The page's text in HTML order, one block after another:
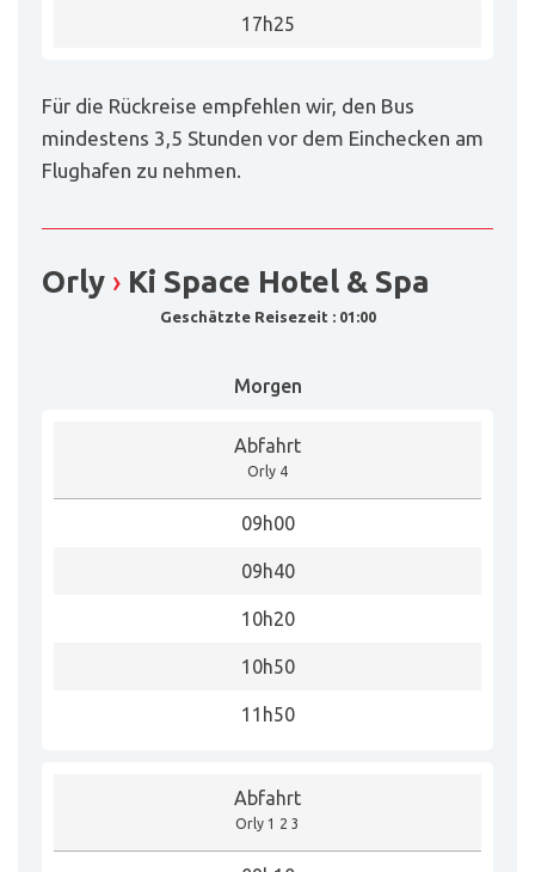
17h25
Für die Rückreise empfehlen wir, den Bus
mindestens 3,5 Stunden vor dem Einchecken am
Flughafen zu nehmen.
Orly › Ki Space Hotel & Spa
Geschätzte Reisezeit : 01:00
Morgen
Abfahrt
Orly 4
09h00
09h40
10h20
10h50
11h50
Abfahrt
Orly 1 2 3